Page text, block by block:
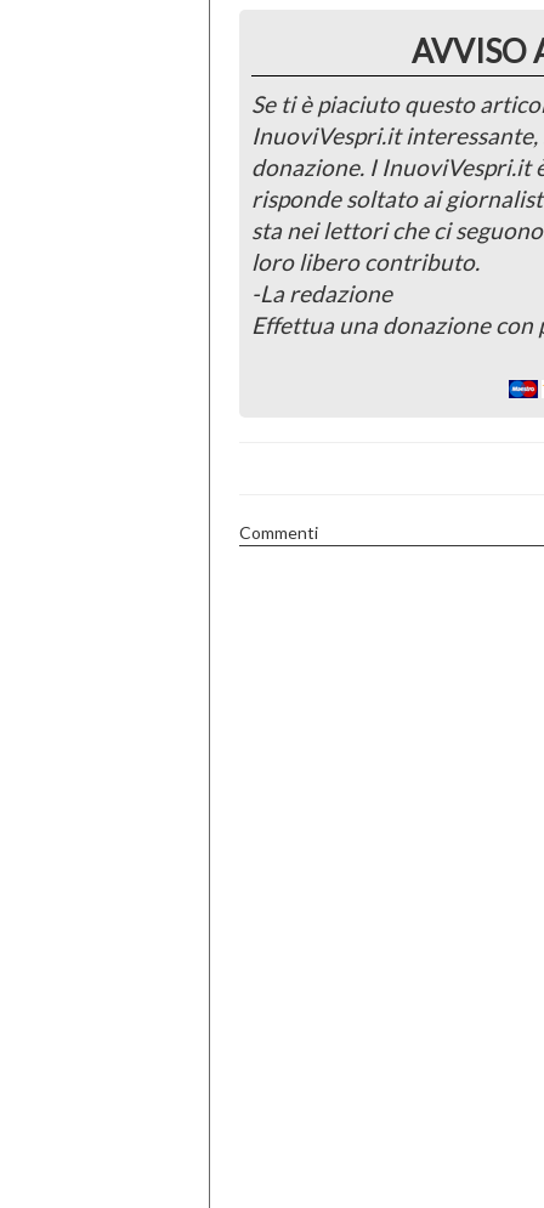
AVVISO
Se ti è piaciuto questo
InuoviVespri.it
donazione. I InuoviVespri.it
risponde soltato ai
sta nei lettori che ci
loro libero contributo.
-La redazione
Effettua una donazione con
Commenti